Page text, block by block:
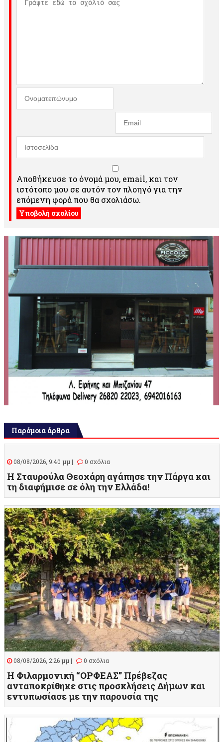
Αποθήκευσε το όνομά μου, email, και τον
ιστότοπο μου σε αυτόν τον πλοηγό για την
επόμενη φορά που θα σχολιάσω.
Παρόμοια άρθρα
08/08/2026, 9:40 μμ | 0 σχόλια
Η Σταυρούλα Θεοχάρη αγάπησε την Πάργα και
τη διαφήμισε σε όλη την Ελλάδα!
08/08/2026, 2:26 μμ | 0 σχόλια
Η Φιλαρμονική “ΟΡΦΕΑΣ” Πρέβεζας
ανταποκρίθηκε στις προσκλήσεις Δήμων και
εντυπωσίασε με την παρουσία της